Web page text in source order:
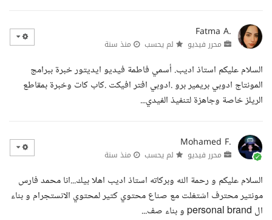
Fatma A.
محرر فيديو لم يحسب منذ سنة
السلام عليكم استاذ اديب. أسمي فاطمة فيديو ايديتور خبرة ببرامج
المونتاج ادوبي بريمير برو .ادوبي افتر افيكت .كاب كات وخبرة بمقاطع
الريلز خاصة وجاهزة لتنفيذ الفيدي...
Mohamed F.
محرر فيديو لم يحسب منذ سنة
السلام عليكم و رحمة الله وبركاته استاذ اديب اهلا بيك...انا محمد فارس
مونتير محترف اشتغلت مع صناع محتوي كتير لمحتوي الانستجرام و بناء
ال personal brand و بناء صف...